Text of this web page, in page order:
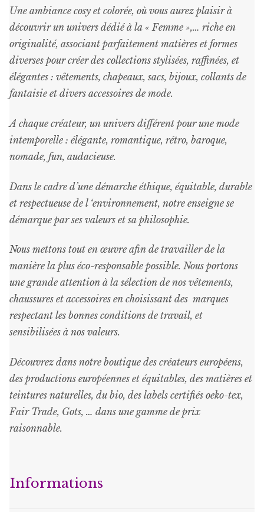
Une ambiance cosy et colorée, où vous aurez plaisir à
découvrir un univers dédié à la « Femme »,… riche en
originalité, associant parfaitement matières et formes
diverses pour créer des collections stylisées, raffinées, et
élégantes : vêtements, chapeaux, sacs, bijoux, collants de
fantaisie et divers accessoires de mode.
A chaque créateur, un univers différent pour une mode
intemporelle : élégante, romantique, rétro, baroque,
nomade, fun, audacieuse.
Dans le cadre d’une démarche éthique, équitable, durable
et respectueuse de l ‘environnement, notre enseigne se
démarque par ses valeurs et sa philosophie.
Nous mettons tout en œuvre afin de travailler de la
manière la plus éco-responsable possible. Nous portons
une grande attention à la sélection de nos vêtements,
chaussures et accessoires en choisissant des marques
respectant les bonnes conditions de travail, et
sensibilisées à nos valeurs.
Découvrez dans notre boutique des créateurs européens,
des productions européennes et équitables, des matières et
teintures naturelles, du bio, des labels certifiés oeko-tex,
Fair Trade, Gots, … dans une gamme de prix
raisonnable.
Informations